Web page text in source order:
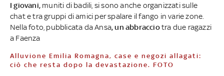
I giovani, muniti di badili, si sono anche organizzati sulle
chat e tra gruppi di amici per spalare il fango in varie zone.
Nella foto, pubblicata da Ansa, un abbracciotra due ragazzi
a Faenza
Alluvione Emilia Romagna, case e negozi allagati:
ciò che resta dopo la devastazione. FOTO